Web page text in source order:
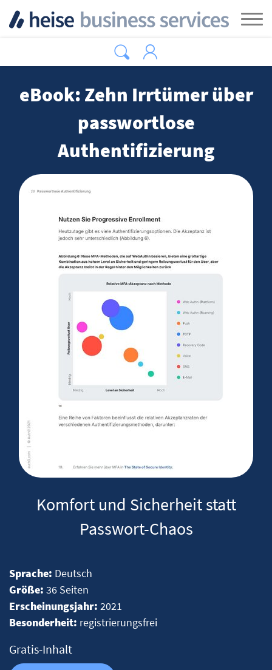
eBook: Zehn Irrtümer über
passwortlose
Authentifizierung
Komfort und Sicherheit statt
Passwort-Chaos
Sprache: Deutsch
Größe: 36 Seiten
Erscheinungsjahr: 2021
Besonderheit: registrierungsfrei
Gratis-Inhalt